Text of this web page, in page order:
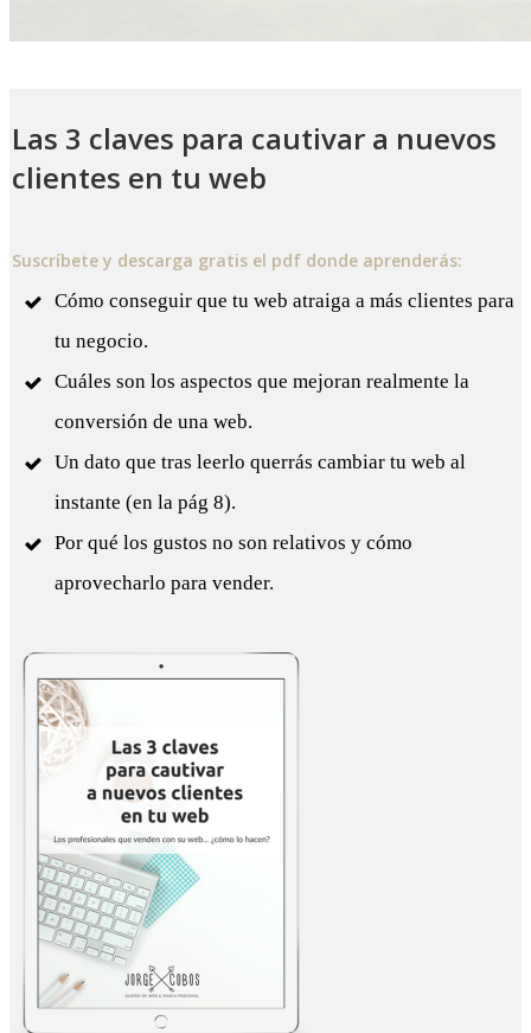
Las 3 claves para cautivar a nuevos
clientes en tu web
Suscríbete y descarga gratis el pdf donde aprenderás:
Cómo conseguir que tu web atraiga a más clientes para
tu negocio.
Cuáles son los aspectos que mejoran realmente la
conversión de una web.
Un dato que tras leerlo querrás cambiar tu web al
instante (en la pág 8).
Por qué los gustos no son relativos y cómo
aprovecharlo para vender.